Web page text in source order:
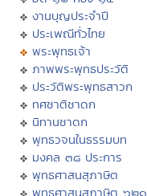
งานบุญประจำปี
ประเพณีทั่วไทย
พระพุทธเจ้า
ภาพพระพุทธประวัติ
ประวัติพระพุทธสาวก
ทศชาติชาดก
นิทานชาดก
พุทธวจนในธรรมบท
มงคล ๓๘ ประการ
พุทธศาสนสุภาษิต
พุทธศาสนสุภาษิต ๖๒๑